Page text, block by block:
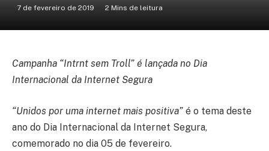
7 de fevereiro de 2019 2 Mins de leitura
Campanha “Intrnt sem Troll” é lançada no Dia
Internacional da Internet Segura
“Unidos por uma internet mais positiva” é o tema deste
ano do Dia Internacional da Internet Segura,
comemorado no dia 05 de fevereiro.